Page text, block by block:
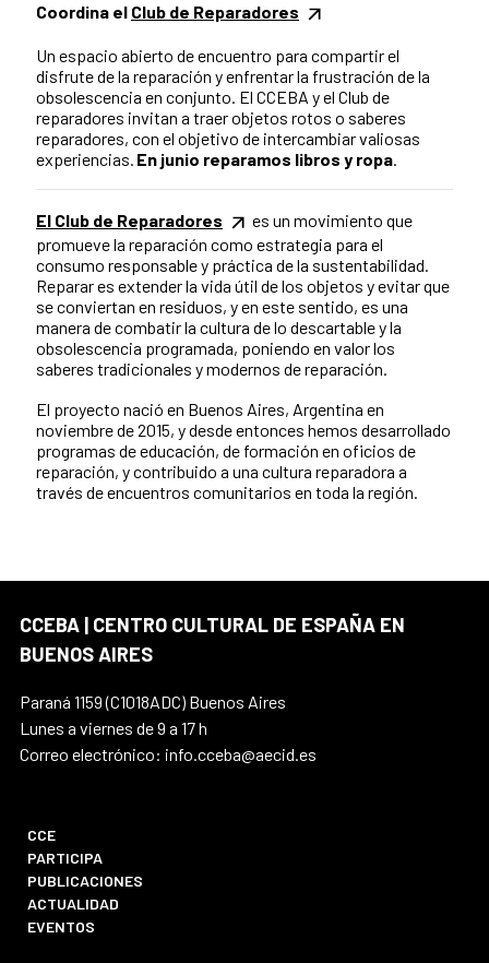
Coordina el Club de Reparadores
Un espacio abierto de encuentro para compartir el
disfrute de la reparación y enfrentar la frustración de la
obsolescencia en conjunto. El CCEBA y el Club de
reparadores invitan a traer objetos rotos o saberes
reparadores, con el objetivo de intercambiar valiosas
experiencias. En junio reparamos libros y ropa.
El Club de Reparadores
es un movimiento que
promueve la reparación como estrategia para el
consumo responsable y práctica de la sustentabilidad.
Reparar es extender la vida útil de los objetos y evitar que
se conviertan en residuos, y en este sentido, es una
manera de combatir la cultura de lo descartable y la
obsolescencia programada, poniendo en valor los
saberes tradicionales y modernos de reparación.
El proyecto nació en Buenos Aires, Argentina en
noviembre de 2015, y desde entonces hemos desarrollado
programas de educación, de formación en oficios de
reparación, y contribuido a una cultura reparadora a
través de encuentros comunitarios en toda la región.
CCEBA | CENTRO CULTURAL DE ESPAÑA EN
BUENOS AIRES
Paraná 1159 (C1018ADC) Buenos Aires
Lunes a viernes de 9 a 17 h
Correo electrónico: info.cceba@aecid.es
CCE
PARTICIPA
PUBLICACIONES
ACTUALIDAD
EVENTOS